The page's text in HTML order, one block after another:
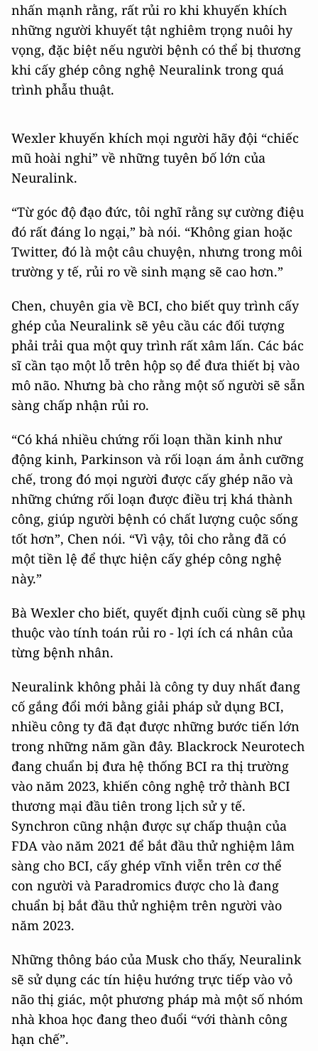
nhấn mạnh rằng, rất rủi ro khi khuyến khích
những người khuyết tật nghiêm trọng nuôi hy
vọng, đặc biệt nếu người bệnh có thể bị thương
khi cấy ghép công nghệ Neuralink trong quá
trình phẫu thuật.
Wexler khuyến khích mọi người hãy đội “chiếc
mũ hoài nghi” về những tuyên bố lớn của
Neuralink.
“Từ góc độ đạo đức, tôi nghĩ rằng sự cường điệu
đó rất đáng lo ngại,” bà nói. “Không gian hoặc
Twitter, đó là một câu chuyện, nhưng trong môi
trường y tế, rủi ro về sinh mạng sẽ cao hơn.”
Chen, chuyên gia về BCI, cho biết quy trình cấy
ghép của Neuralink sẽ yêu cầu các đối tượng
phải trải qua một quy trình rất xâm lấn. Các bác
sĩ cần tạo một lỗ trên hộp sọ để đưa thiết bị vào
mô não. Nhưng bà cho rằng một số người sẽ sẵn
sàng chấp nhận rủi ro.
“Có khá nhiều chứng rối loạn thần kinh như
động kinh, Parkinson và rối loạn ám ảnh cưỡng
chế, trong đó mọi người được cấy ghép não và
những chứng rối loạn được điều trị khá thành
công, giúp người bệnh có chất lượng cuộc sống
tốt hơn”, Chen nói. “Vì vậy, tôi cho rằng đã có
một tiền lệ để thực hiện cấy ghép công nghệ
này.”
Bà Wexler cho biết, quyết định cuối cùng sẽ phụ
thuộc vào tính toán rủi ro - lợi ích cá nhân của
từng bệnh nhân.
Neuralink không phải là công ty duy nhất đang
cố gắng đổi mới bằng giải pháp sử dụng BCI,
nhiều công ty đã đạt được những bước tiến lớn
trong những năm gần đây. Blackrock Neurotech
đang chuẩn bị đưa hệ thống BCI ra thị trường
vào năm 2023, khiến công nghệ trở thành BCI
thương mại đầu tiên trong lịch sử y tế.
Synchron cũng nhận được sự chấp thuận của
FDA vào năm 2021 để bắt đầu thử nghiệm lâm
sàng cho BCI, cấy ghép vĩnh viễn trên cơ thể
con người và Paradromics được cho là đang
chuẩn bị bắt đầu thử nghiệm trên người vào
năm 2023.
Những thông báo của Musk cho thấy, Neuralink
sẽ sử dụng các tín hiệu hướng trực tiếp vào vỏ
não thị giác, một phương pháp mà một số nhóm
nhà khoa học đang theo đuổi “với thành công
hạn chế”.